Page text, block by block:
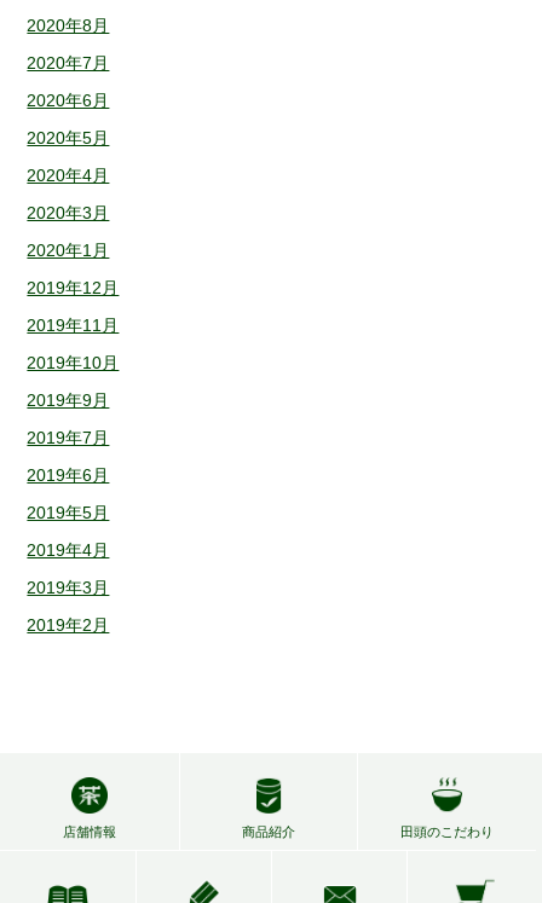
2020年8月
2020年7月
2020年6月
2020年5月
2020年4月
2020年3月
2020年1月
2019年12月
2019年11月
2019年10月
2019年9月
2019年7月
2019年6月
2019年5月
2019年4月
2019年3月
2019年2月
店舗情報 商品紹介 田頭のこだわり